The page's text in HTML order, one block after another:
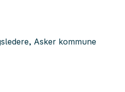
Asker kommune